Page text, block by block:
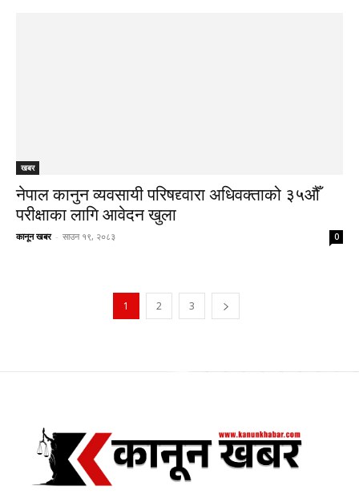
खबर
नेपाल कानुन व्यवसायी परिषद्द्वारा अधिवक्ताको ३५औँ
परीक्षाका लागि आवेदन खुला
कानून खबर - साउन १९, २०८३ 0
1 2 3